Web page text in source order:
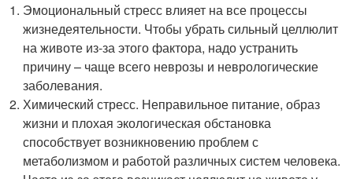
Эмоциональный стресс влияет на все процессы
жизнедеятельности. Чтобы убрать сильный целлюлит
на животе из-за этого фактора, надо устранить
причину – чаще всего неврозы и неврологические
заболевания.
Химический стресс. Неправильное питание, образ
жизни и плохая экологическая обстановка
способствует возникновению проблем с
метаболизмом и работой различных систем человека.